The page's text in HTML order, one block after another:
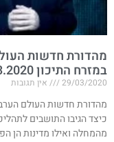
מהדורת חדשות
במזרח התיכון 29.3.2020
29/03/2020 אין תגובות
מהדורת חדשות העולם
כיצד הגיבו התושבים
מהמחלה ואילו מדינות הן